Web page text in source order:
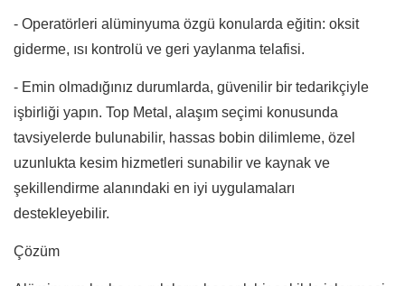
- Operatörleri alüminyuma özgü konularda eğitin: oksit
giderme, ısı kontrolü ve geri yaylanma telafisi.
- Emin olmadığınız durumlarda, güvenilir bir tedarikçiyle
işbirliği yapın. Top Metal, alaşım seçimi konusunda
tavsiyelerde bulunabilir, hassas bobin dilimleme, özel
uzunlukta kesim hizmetleri sunabilir ve kaynak ve
şekillendirme alanındaki en iyi uygulamaları
destekleyebilir.
Çözüm